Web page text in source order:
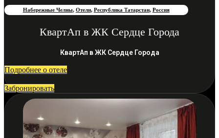
Набережные Челны, Отели, Республика Татарстан, Россия
КвартАп в ЖК Сердце Города
КвартАп в ЖК Сердце Города
Подробнее о отеле
Забронировать